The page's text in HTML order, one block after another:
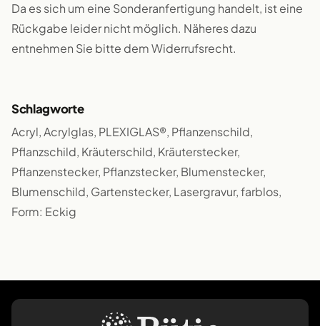
Da es sich um eine Sonderanfertigung handelt, ist eine
Rückgabe leider nicht möglich. Näheres dazu
entnehmen Sie bitte dem Widerrufsrecht.
Schlagworte
Acryl, Acrylglas, PLEXIGLAS®, Pflanzenschild,
Pflanzschild, Kräuterschild, Kräuterstecker,
Pflanzenstecker, Pflanzstecker, Blumenstecker,
Blumenschild, Gartenstecker, Lasergravur, farblos,
Form: Eckig